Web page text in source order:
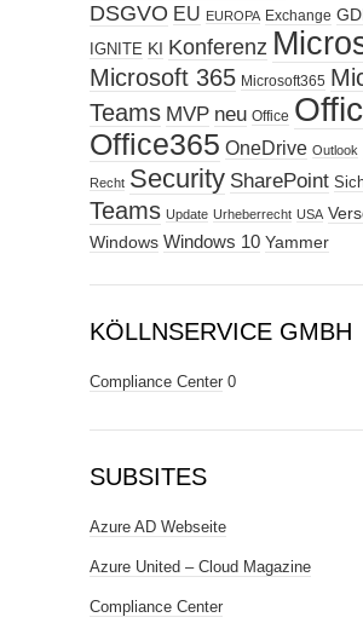
DSGVO EU EUROPA Exchange
IGNITE KI Konferenz
Microsoft 365 Microsoft365
Teams MVP neu Office
Office365 OneDrive Outlook
Recht Security SharePoint
Teams Update Urheberrecht USA
Windows Windows 10 Yammer
KÖLLNSERVICE GMBH
Compliance Center 0
SUBSITES
Azure AD Webseite
Azure United – Cloud Magazine
Compliance Center